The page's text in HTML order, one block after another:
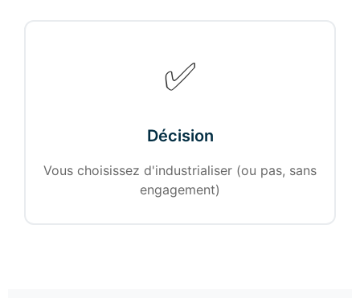
✅
Décision
Vous choisissez d'industrialiser (ou pas, sans
engagement)